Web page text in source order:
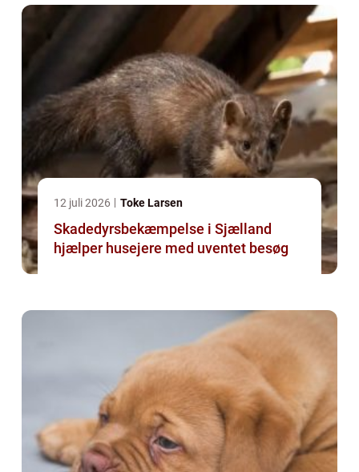
12 juli 2026 Toke Larsen
Skadedyrsbekæmpelse i Sjælland
hjælper husejere med uventet besøg